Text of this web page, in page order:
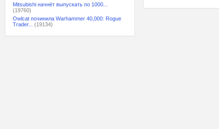
Mitsubishi начнёт выпускать по 1000...
(19760)
Owlcat починила Warhammer 40,000: Rogue
Trader...
(19134)